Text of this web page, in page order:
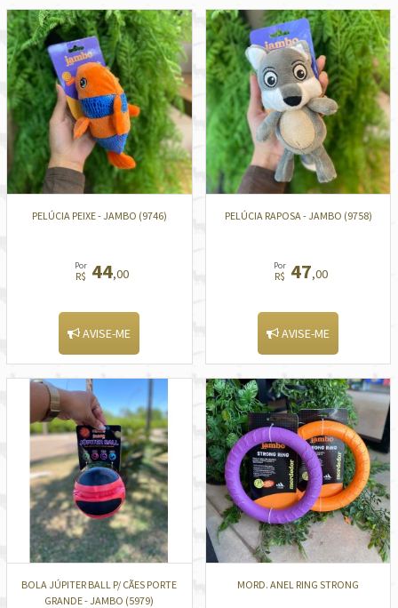
PELÚCIA PEIXE - JAMBO (9746)
Por
R$ 44,00
AVISE-ME
PELÚCIA RAPOSA - JAMBO (9758)
Por
R$ 47,00
AVISE-ME
BOLA JÚPITER BALL P/ CÃES PORTE
GRANDE - JAMBO (5979)
MORD. ANEL RING STRONG